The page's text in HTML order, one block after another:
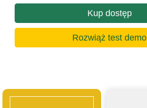
Kup dostęp
Rozwiąż test demo